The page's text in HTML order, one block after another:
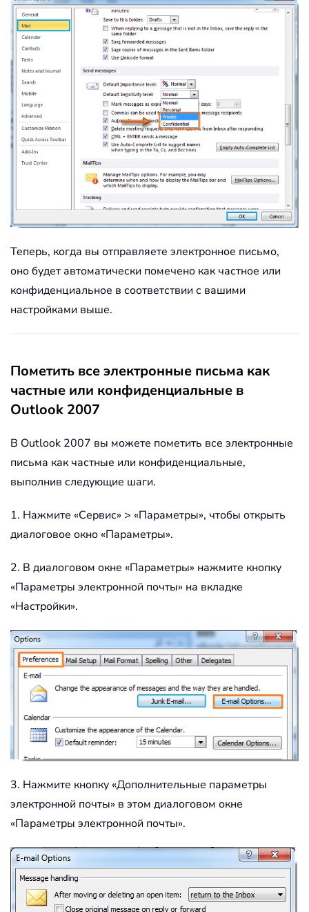
Теперь, когда вы отправляете электронное письмо,
оно будет автоматически помечено как частное или
конфиденциальное в соответствии с вашими
настройками выше.
Пометить все электронные письма как
частные или конфиденциальные в
Outlook 2007
В Outlook 2007 вы можете пометить все электронные
письма как частные или конфиденциальные,
выполнив следующие шаги.
1. Нажмите «Сервис» > «Параметры», чтобы открыть
диалоговое окно «Параметры».
2. В диалоговом окне «Параметры» нажмите кнопку
«Параметры электронной почты» на вкладке
«Настройки».
3. Нажмите кнопку «Дополнительные параметры
электронной почты» в этом диалоговом окне
«Параметры электронной почты».